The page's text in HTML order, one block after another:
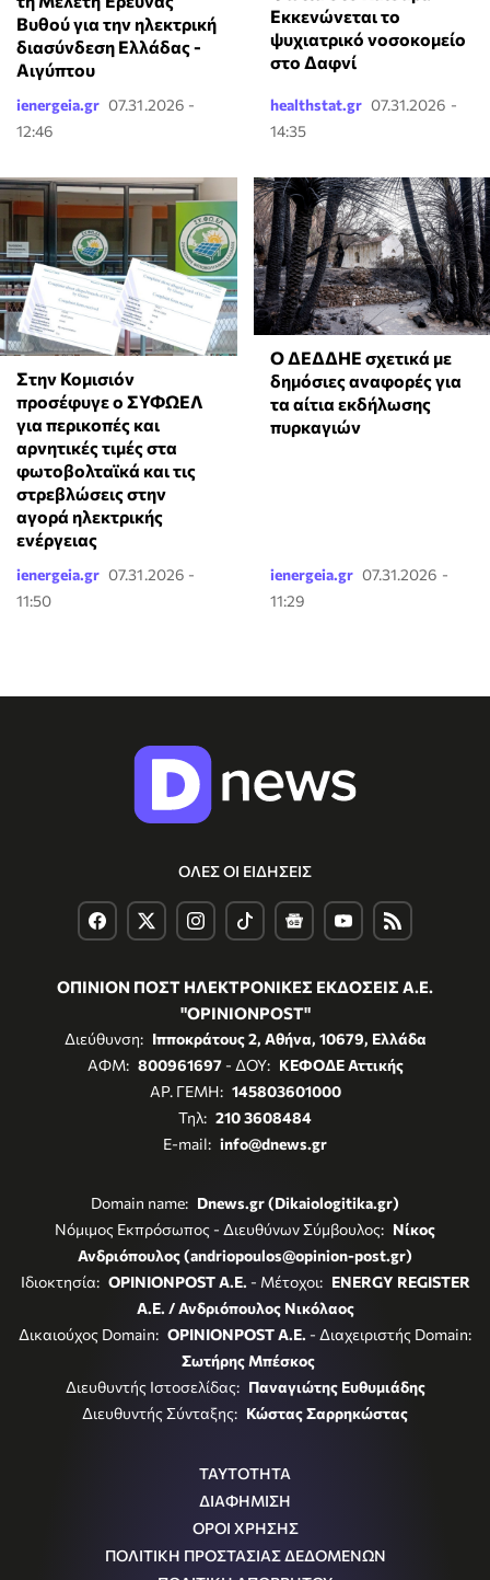
Βυθού για την ηλεκτρική
διασύνδεση Ελλάδας -
Αιγύπτου
ienergeia.gr 07.31.2026 -
12:46
Εκκενώνεται το
ψυχιατρικό νοσοκομείο
στο Δαφνί
healthstat.gr 07.31.2026 -
14:35
Στην Κομισιόν
προσέφυγε ο ΣΥΦΩΕΛ
για περικοπές και
αρνητικές τιμές στα
φωτοβολταϊκά και τις
στρεβλώσεις στην
αγορά ηλεκτρικής
ενέργειας
ienergeia.gr 07.31.2026 -
11:50
Ο ΔΕΔΔΗΕ σχετικά με
δημόσιες αναφορές για
τα αίτια εκδήλωσης
πυρκαγιών
ienergeia.gr 07.31.2026 -
11:29
ΟΛΕΣ ΟΙ ΕΙΔΗΣΕΙΣ
ΟΠΙΝΙΟΝ ΠΟΣΤ ΗΛΕΚΤΡΟΝΙΚΕΣ ΕΚΔΟΣΕΙΣ Α.Ε.
"OPINIONPOST"
Διεύθυνση: Ιπποκράτους 2, Αθήνα, 10679, Ελλάδα
ΑΦΜ: 800961697- ΔΟΥ: ΚΕΦΟΔΕ Αττικής
ΑΡ. ΓΕΜΗ: 145803601000
Τηλ: 210 3608484
E-mail: info@dnews.gr
Domain name: Dnews.gr (Dikaiologitika.gr)
Νόμιμος Εκπρόσωπος - Διευθύνων Σύμβουλος: Νίκος
Ανδριόπουλος (andriopoulos@opinion-post.gr)
Ιδιοκτησία: OPINIONPOST A.E. - Μέτοχοι: ENERGY REGISTER
Α.Ε. / Ανδριόπουλος Νικόλαος
Δικαιούχος Domain: OPINIONPOST A.E. - Διαχειριστής Domain:
Σωτήρης Μπέσκος
Διευθυντής Ιστοσελίδας: Παναγιώτης Ευθυμιάδης
Διευθυντής Σύνταξης: Κώστας Σαρρηκώστας
ΤΑΥΤΟΤΗΤΑ
ΔΙΑΦΗΜΙΣΗ
ΟΡΟΙ ΧΡΗΣΗΣ
ΠΟΛΙΤΙΚΗ ΠΡΟΣΤΑΣΙΑΣ ΔΕΔΟΜΕΝΩΝ